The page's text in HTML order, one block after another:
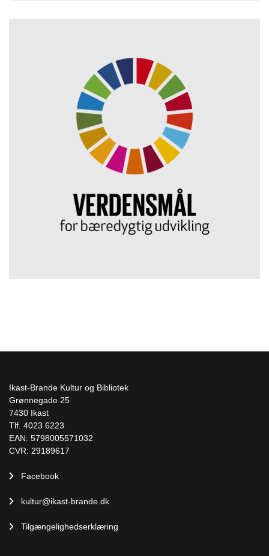
Ikast-Brande Kultur og Bibliotek
Grønnegade 25
7430 Ikast
Tlf. 4023 6223
EAN: 5798005571032
CVR: 29189617
Facebook
kultur@ikast-brande.dk
Tilgængelighedserklæring